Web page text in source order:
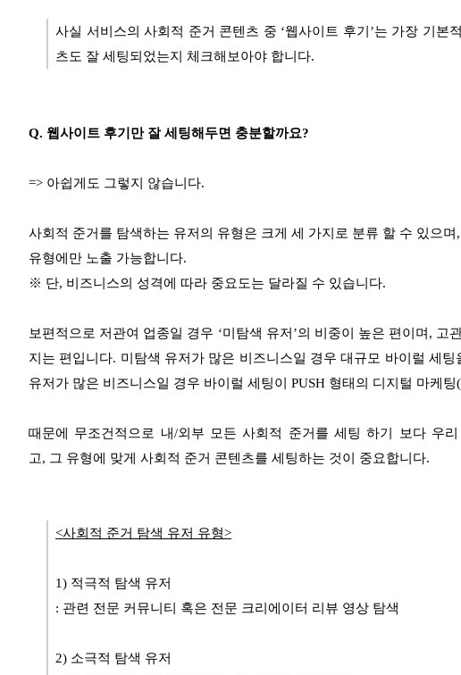
사실 서비스의 사회적 준거 콘텐츠 중 ‘웹사이트 후기’는 가장 기본
츠도 잘 세팅되었는지 체크해보아야 합니다.
Q. 웹사이트 후기만 잘 세팅해두면 충분할까요?
=> 아쉽게도 그렇지 않습니다.
사회적 준거를 탐색하는 유저의 유형은 크게 세 가지로 분류 할 수 있으며,
유형에만 노출 가능합니다.
※ 단, 비즈니스의 성격에 따라 중요도는 달라질 수 있습니다.
보편적으로 저관여 업종일 경우 ‘미탐색 유저’의 비중이 높은 편이며, 고
지는 편입니다. 미탐색 유저가 많은 비즈니스일 경우대규모 바이럴 세팅
유저가 많은 비즈니스일 경우 바이럴 세팅이 PUSH 형태의 디지털 마케
때문에 무조건적으로 내/외부 모든 사회적 준거를 세팅 하기 보다 우
고, 그 유형에 맞게 사회적 준거 콘텐츠를 세팅하는 것이 중요합니다.
<사회적 준거 탐색 유저 유형>
1) 적극적 탐색 유저
: 관련 전문 커뮤니티 혹은 전문 크리에이터 리뷰 영상 탐색
2) 소극적 탐색 유저